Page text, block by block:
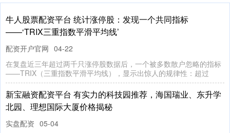
牛人股票配资平台 统计涨停股：发现一个共同指标
——‘TRIX三重指数平滑平均线’
配资开户官网 04-22
在复盘近三年超过两千只涨停股数据后，一个被多数散户忽略的指标
——TRIX（三重指数平滑平均线），显示出惊人的规律性：超过
新宝融资配资平台 有实力的科技园推荐，海国瑞业、东升学
北园、理想国际大厦价格揭秘
实盘配资 05-04